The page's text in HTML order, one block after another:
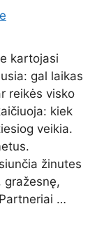
kartojasi
gal laikas
reikės visko
kiek
veikia.
žinutes
gražesnę,
…